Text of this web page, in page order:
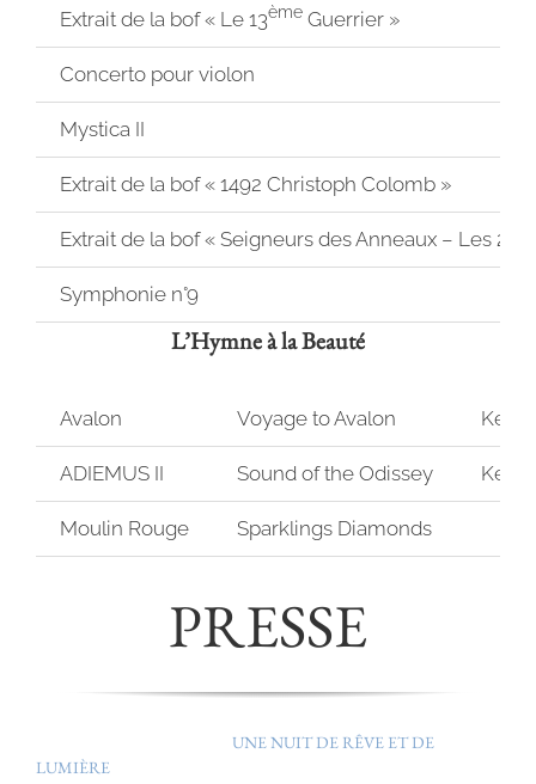
Extrait de la bof « Le 13ème Guerrier »
Concerto pour violon
Mystica II
Extrait de la bof « 1492 Christoph Colomb »
Extrait de la bof « Seigneurs des Anneaux – Les 2
Symphonie n°9
L’Hymne à la Beauté
Avalon Voyage to Avalon Kenji
ADIEMUS II Sound of the Odissey Kenji
Moulin Rouge Sparklings Diamonds
PRESSE
UNE NUIT DE RÊVE ET DE
LUMIÈRE